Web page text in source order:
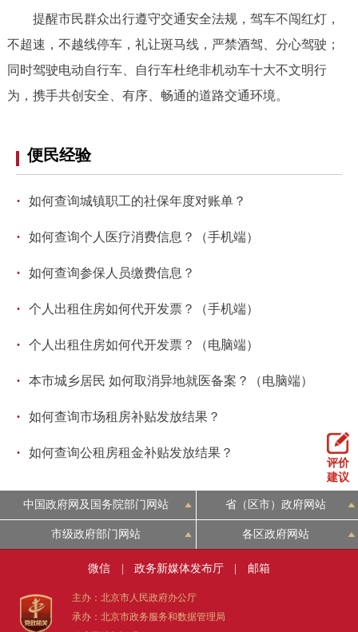
提醒市民群众出行遵守交通安全法规，驾车不闯红灯，
不超速，不越线停车，礼让斑马线，严禁酒驾、分心驾驶；
同时驾驶电动自行车、自行车杜绝非机动车十大不文明行
为，携手共创安全、有序、畅通的道路交通环境。
便民经验
· 如何查询城镇职工的社保年度对账单？
· 如何查询个人医疗消费信息？（手机端）
· 如何查询参保人员缴费信息？
· 个人出租住房如何代开发票？（手机端）
· 个人出租住房如何代开发票？（电脑端）
· 本市城乡居民 如何取消异地就医备案？（电脑端）
· 如何查询市场租房补贴发放结果？
· 如何查询公租房租金补贴发放结果？
评价
建议
中国政府网及国务院部门网站 省（区市）政府网站
市级政府部门网站 各区政府网站
微信 | 政务新媒体发布厅 | 邮箱
主办：北京市人民政府办公厅
承办：北京市政务服务和数据管理局